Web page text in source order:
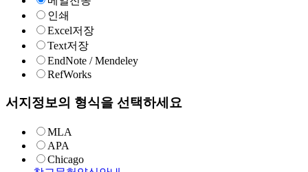
인쇄
Excel저장
Text저장
EndNote / Mendeley
RefWorks
서지정보의 형식을 선택하세요
MLA
APA
Chicago